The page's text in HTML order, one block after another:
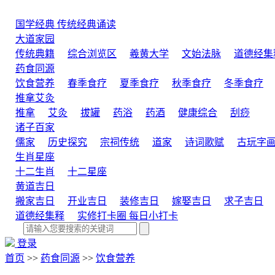
国学经典 传统经典诵读
大道家园
传统典籍
综合浏览区 羲黄大学 文始法脉
道德经集
药食同源
饮食营养
春季食疗 夏季食疗 秋季食疗 冬季食疗
推拿艾灸
推拿
艾灸 拔罐 药浴 药酒 健康综合
刮痧
诸子百家
儒家
历史探究 宗祠传统 道家 诗词歌赋 古玩字画
生肖星座
十二生肖
十二星座
黄道吉日
搬家吉日
开业吉日 装修吉日 嫁娶吉日
求子吉日
道德经集释
实修打卡圈 每日小打卡
登录
首页 >> 药食同源 >> 饮食营养